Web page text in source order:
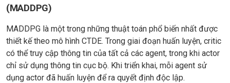
(MADDPG)
MADDPG là một trong những thuật toán phổ biến nhất được
thiết kế theo mô hình CTDE. Trong giai đoạn huấn luyện, critic
có thể truy cập thông tin của tất cả các agent, trong khi actor
chỉ sử dụng thông tin cục bộ. Khi triển khai, mỗi agent sử
dụng actor đã huấn luyện để ra quyết định độc lập.